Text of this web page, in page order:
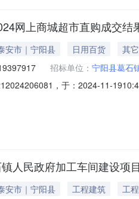
网上商城超市直购成交结
安市｜宁阳县 日用百货
其它
招标单位： 宁阳县葛石
，于：2024-11-
标的信息序号商品品目商品名称
人民政府加工车间建设项
安市｜宁阳县 工程建筑
工程